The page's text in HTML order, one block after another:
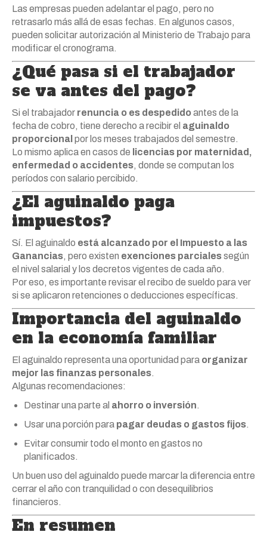
Las empresas pueden adelantar el pago, pero no
retrasarlo más allá de esas fechas. En algunos casos,
pueden solicitar autorización al Ministerio de Trabajo para
modificar el cronograma.
¿Qué pasa si el trabajador
se va antes del pago?
Si el trabajador renuncia o es despedidoantes de la
fecha de cobro, tiene derecho a recibir el aguinaldo
proporcional por los meses trabajados del semestre.
Lo mismo aplica en casos de licencias por maternidad,
enfermedad o accidentes, donde se computan los
períodos con salario percibido.
¿El aguinaldo paga
impuestos?
Sí. El aguinaldo está alcanzado por el Impuesto a las
Ganancias, pero existen exenciones parcialessegún
el nivel salarial y los decretos vigentes de cada año.
Por eso, es importante revisar el recibo de sueldo para ver
si se aplicaron retenciones o deducciones específicas.
Importancia del aguinaldo
en la economía familiar
El aguinaldo representa una oportunidad para organizar
mejor las finanzas personales.
Algunas recomendaciones:
Destinar una parte al ahorro o inversión.
Usar una porción para pagar deudas o gastos fijos.
Evitar consumir todo el monto en gastos no
planificados.
Un buen uso del aguinaldo puede marcar la diferencia entre
cerrar el año con tranquilidad o con desequilibrios
financieros.
En resumen